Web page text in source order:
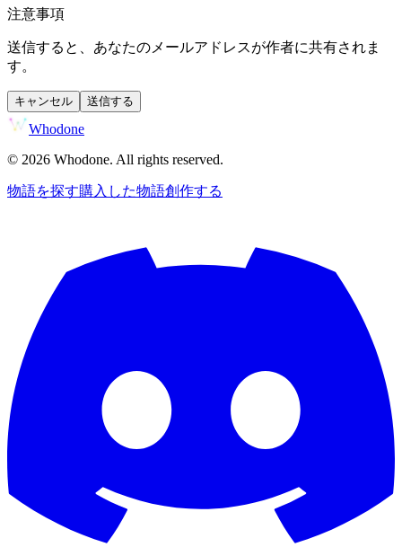
注意事項
送信すると、あなたのメールアドレスが作者に共有されま
す。
キャンセル 送信する
Whodone
© 2026 Whodone. All rights reserved.
物語を探す購入した物語創作する